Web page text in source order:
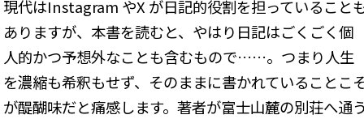
現代はInstagram やX が日記的役割を担っていること
ありますが、本書を読むと、やはり日記はごくごく個
人的かつ予想外なことも含むもので……。つまり人生
を濃縮も希釈もせず、そのままに書かれていることこ
が醍醐味だと痛感します。著者が富士山麓の別荘へ通